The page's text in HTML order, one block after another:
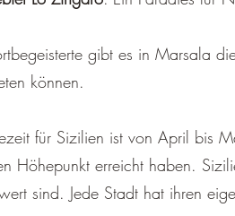
gibt es in Marsala
können.
für Sizilien ist von April bis
Höhepunkt erreicht haben.
sind. Jede Stadt hat ihren